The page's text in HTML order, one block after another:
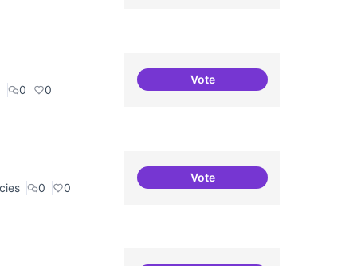
0 0
Vote3-4 centres-lab
0 0
Vote10 projectes consolidats